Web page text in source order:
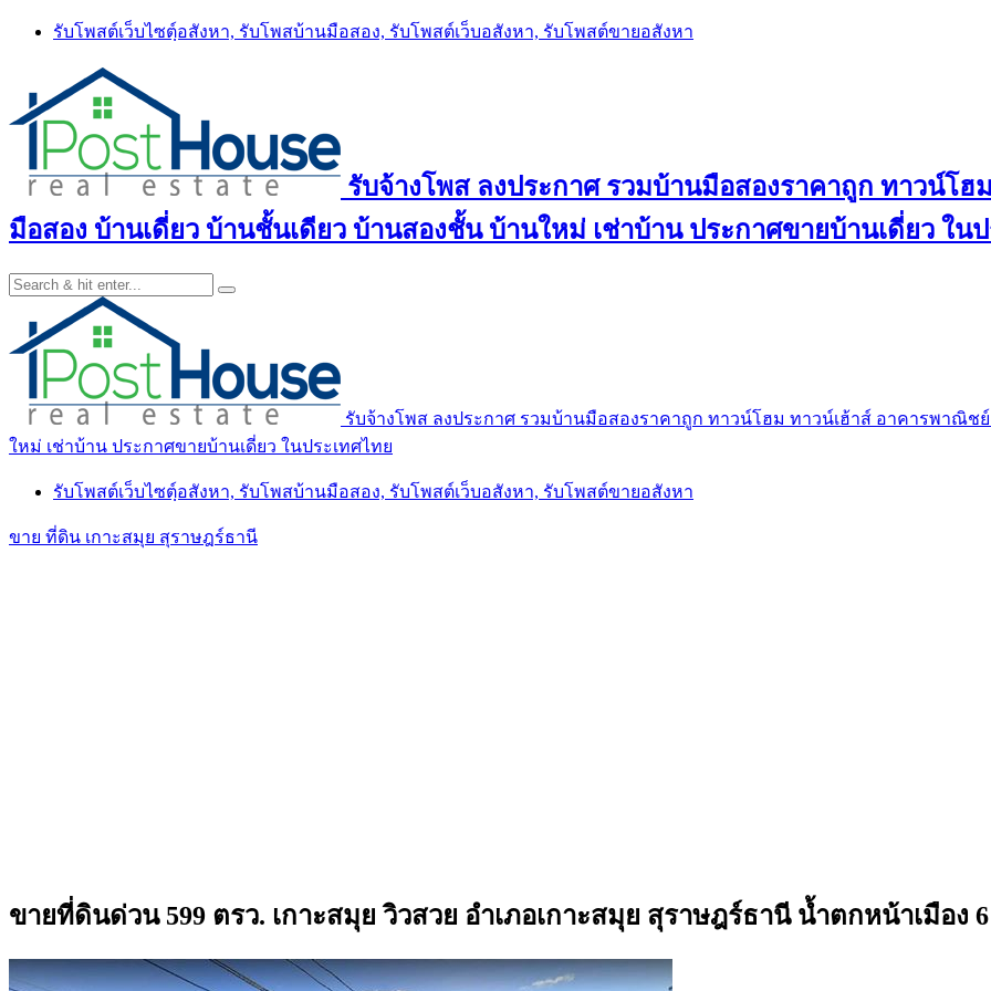
Skip
รับโพสต์เว็บไซตฺ์อสังหา, รับโพสบ้านมือสอง, รับโพสต์เว็บอสังหา, รับโพสต์ขายอสังหา
รับจ้างโพส ลงประกาศ รวมบ้านมือสองราคาถูก ทาวน์โ
มือสอง บ้านเดี่ยว บ้านชั้นเดียว บ้านสองชั้น บ้านใหม่ เช่าบ้าน ประกาศขายบ้านเดี่ยว ใน
รับจ้างโพส ลงประกาศ รวมบ้านมือสองราคาถูก ทาวน์โฮม ทาวน์เฮ้าส์ อาคารพาณิ
ใหม่ เช่าบ้าน ประกาศขายบ้านเดี่ยว ในประเทศไทย
รับโพสต์เว็บไซตฺ์อสังหา, รับโพสบ้านมือสอง, รับโพสต์เว็บอสังหา, รับโพสต์ขายอสังหา
ขาย ที่ดิน เกาะสมุย สุราษฎร์ธานี
ขายที่ดินด่วน 599 ตรว. เกาะสมุย วิวสวย อำเภอเกาะสมุย สุราษฎร์ธานี น้ำตกหน้าเมือง